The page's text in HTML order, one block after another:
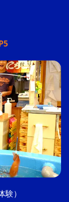
）